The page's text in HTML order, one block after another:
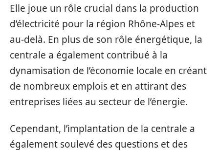
Elle joue un rôle crucial dans la production
d’électricité pour la région Rhône-Alpes et
au-delà. En plus de son rôle énergétique, la
centrale a également contribué à la
dynamisation de l’économie locale en créant
de nombreux emplois et en attirant des
entreprises liées au secteur de l’énergie.
Cependant, l’implantation de la centrale a
également soulevé des questions et des